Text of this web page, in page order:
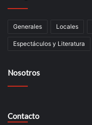
Generales Locales
Espectáculos y Literatura
Nosotros
Contacto